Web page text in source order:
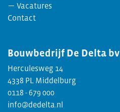
Vacatures
Contact
Bouwbedrijf De Delta bv
Herculesweg 14
4338 PL Middelburg
0118 - 679 000
info@dedelta.nl